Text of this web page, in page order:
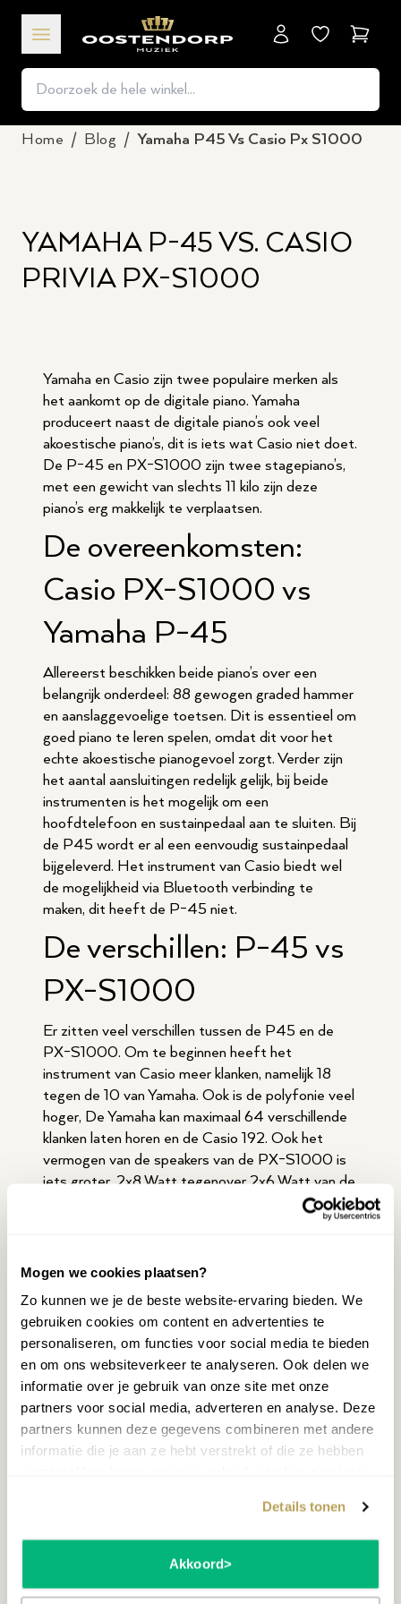
Mogen we cookies plaatsen?
Zo kunnen we je de beste website-ervaring bieden. We
gebruiken cookies om content en advertenties te
personaliseren, om functies voor social media te bieden
en om ons websiteverkeer te analyseren. Ook delen we
informatie over je gebruik van onze site met onze
partners voor social media, adverteren en analyse. Deze
partners kunnen deze gegevens combineren met andere
informatie die je aan ze hebt verstrekt of die ze hebben
Details tonen
Akkoord
Home / Blog / Yamaha P45 Vs Casio Px S1000
YAMAHA P-45 VS. CASIO
PRIVIA PX-S1000
Yamaha en Casio zijn twee populaire merken als
het aankomt op de digitale piano. Yamaha
produceert naast de digitale piano’s ook veel
akoestische piano’s, dit is iets wat Casio niet doet.
De P-45 en PX-S1000 zijn twee stagepiano’s,
met een gewicht van slechts 11 kilo zijn deze
piano’s erg makkelijk te verplaatsen.
De overeenkomsten:
Casio PX-S1000 vs
Yamaha P-45
Allereerst beschikken beide piano’s over een
belangrijk onderdeel: 88 gewogen graded hammer
en aanslaggevoelige toetsen. Dit is essentieel om
goed piano te leren spelen, omdat dit voor het
echte akoestische pianogevoel zorgt. Verder zijn
het aantal aansluitingen redelijk gelijk, bij beide
instrumenten is het mogelijk om een
hoofdtelefoon en sustainpedaal aan te sluiten. Bij
de P45 wordt er al een eenvoudig sustainpedaal
bijgeleverd. Het instrument van Casio biedt wel
de mogelijkheid via Bluetooth verbinding te
maken, dit heeft de P-45 niet.
De verschillen: P-45 vs
PX-S1000
Er zitten veel verschillen tussen de P45 en de
PX-S1000. Om te beginnen heeft het
instrument van Casio meer klanken, namelijk 18
tegen de 10 van Yamaha. Ook is de polyfonie veel
hoger, De Yamaha kan maximaal 64 verschillende
klanken laten horen en de Casio 192. Ook het
vermogen van de speakers van de PX-S1000 is
iets groter, 2x8 Watt tegenover 2x6 Watt van de
PX-S1000 vs Yamaha
P-45
Het is duidelijk dat deCasio PX-S1000op
basis van specificaties beter naar voren komt.
Maar of dit het prijsverschil waard is? Dat is lastig
te zeggen. Beide instrumenten zijn geschikt om
op te leren pianospelen, maar de meer beperkte
ervoor zorgen dat u eerder op het instrument
deYamaha P-125, dit instrument kost ongeveer
net zoveel als de PX-S1000. Bent u benieuwd